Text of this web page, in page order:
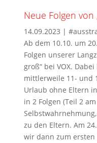
Neue Folgen von
14.09.2023 |
Ab dem 10.10. um
Folgen unserer
groß“ bei VOX.
mittlerweile 11- und
Urlaub ohne Eltern
in 2 Folgen (Teil 2
zu den Eltern. Am
wir dann zum ersten